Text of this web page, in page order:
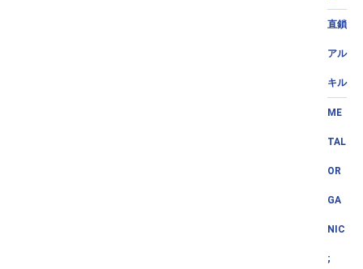
直鎖
アル
キル
ME
TAL
OR
GA
NIC
;